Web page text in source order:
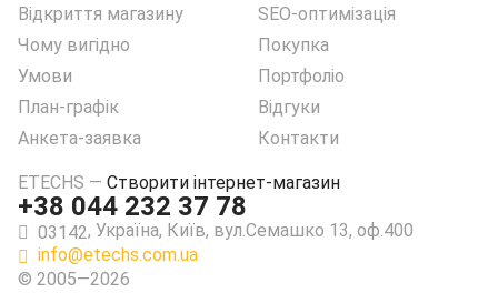
Відкриття магазину
Чому вигідно
Умови
План-графік
Анкета-заявка
SEO-оптимізація
Покупка
Портфоліо
Відгуки
Контакти
ETECHS — Створити інтернет-магазин
+38 044 232 37 78
03142, Україна, Київ, вул.Семашко 13, оф.400
info@etechs.com.ua
© 2005—2026